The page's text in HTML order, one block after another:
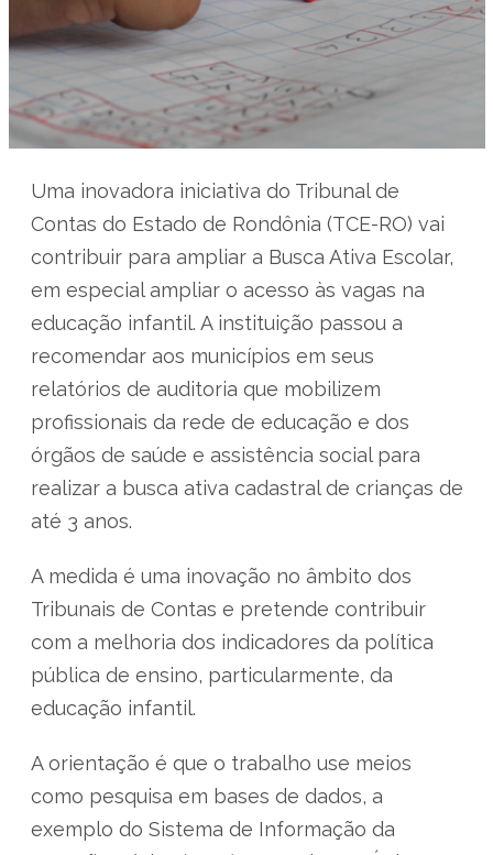
Uma inovadora iniciativa do Tribunal de
Contas do Estado de Rondônia (TCE-RO) vai
contribuir para ampliar a Busca Ativa Escolar,
em especial ampliar o acesso às vagas na
educação infantil. A instituição passou a
recomendar aos municípios em seus
relatórios de auditoria que mobilizem
profissionais da rede de educação e dos
órgãos de saúde e assistência social para
realizar a busca ativa cadastral de crianças de
até 3 anos.
A medida é uma inovação no âmbito dos
Tribunais de Contas e pretende contribuir
com a melhoria dos indicadores da política
pública de ensino, particularmente, da
educação infantil.
A orientação é que o trabalho use meios
como pesquisa em bases de dados, a
exemplo do Sistema de Informação da